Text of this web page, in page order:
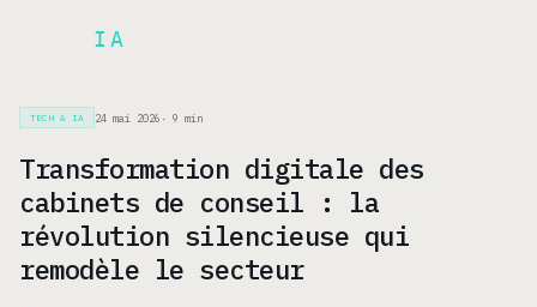
IA
TECH & IA 24 mai 2026 · 9 min
Transformation digitale des
cabinets de conseil : la
révolution silencieuse qui
remodèle le secteur